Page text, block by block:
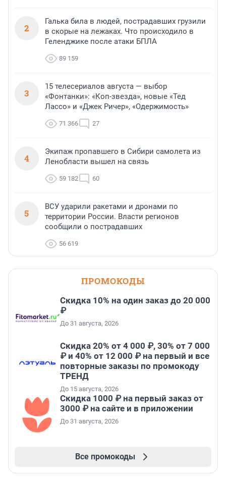
2
Галька била в людей, пострадавших грузили
в скорые на лежаках. Что происходило в
Геленджике после атаки БПЛА
89 159
3
15 телесериалов августа — выбор
«Фонтанки»: «Коп-звезда», новые «Тед
Лассо» и «Джек Ричер», «Одержимость»
71 366 27
4
Экипаж пропавшего в Сибири самолета из
Ленобласти вышел на связь
59 182 60
5
ВСУ ударили ракетами и дронами по
территории России. Власти регионов
сообщили о пострадавших
56 619
ПРОМОКОДЫ
Скидка 10% на один заказ до 20 000
₽
До 31 августа, 2026
Скидка 20% от 4 000 ₽, 30% от 7 000
₽ и 40% от 12 000 ₽ на первый и все
повторные заказы по промокоду
ТРЕНД
До 15 августа, 2026
Скидка 1000 ₽ на первый заказ от
3000 ₽ на сайте и в приложении
До 31 августа, 2026
Все промокоды